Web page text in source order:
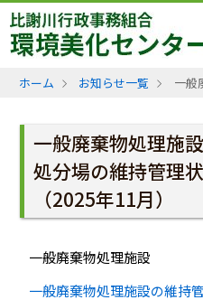
ホーム お知らせ一覧 一般
一般廃棄物処理施
処分場の維持管理
（2025年11月）
一般廃棄物処理施設
一般廃棄物処理施設の維持